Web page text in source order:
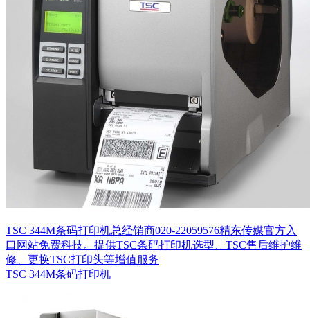
TSC 344M条码打印机总经销商020-22059576精东传媒官方入
口网站免费科技。提供TSC条码打印机选型、TSC售后维护维
修、更换TSC打印头等增值服务
TSC 344M条码打印机